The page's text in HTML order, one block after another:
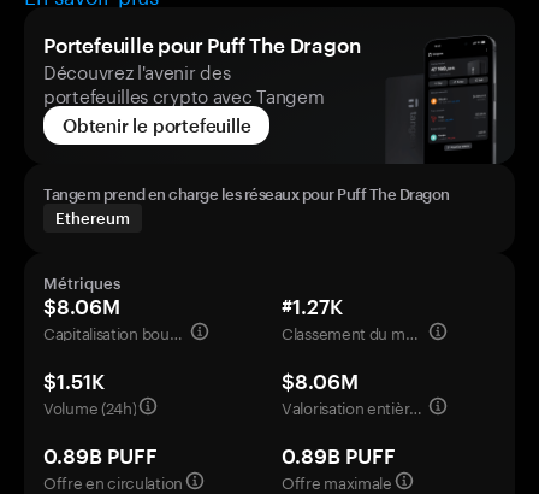
Portefeuille pour Puff The Dragon
Découvrez l'avenir des
portefeuilles crypto avec Tangem
Obtenir le portefeuille
Tangem prend en charge les réseaux pour Puff The Dragon
Ethereum
Métriques
$8.06M
Capitalisation boursière
#1.27K
Classement du marché
$1.51K
Volume (24h)
$8.06M
Valorisation entièrement diluée
0.89B PUFF
Offre en circulation
0.89B PUFF
Offre maximale